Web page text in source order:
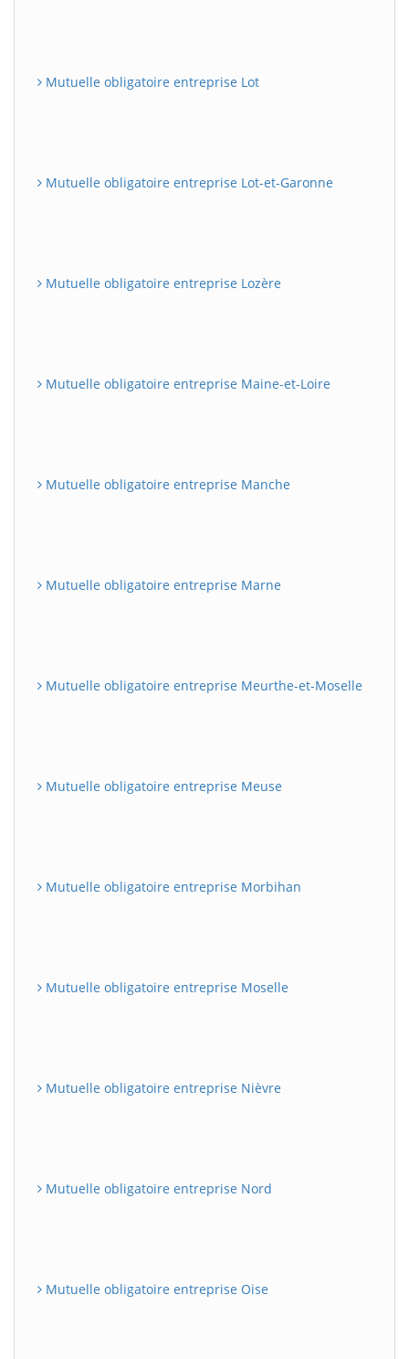
Mutuelle obligatoire entreprise Lot
Mutuelle obligatoire entreprise Lot-et-Garonne
Mutuelle obligatoire entreprise Lozère
Mutuelle obligatoire entreprise Maine-et-Loire
Mutuelle obligatoire entreprise Manche
Mutuelle obligatoire entreprise Marne
Mutuelle obligatoire entreprise Meurthe-et-Moselle
Mutuelle obligatoire entreprise Meuse
Mutuelle obligatoire entreprise Morbihan
Mutuelle obligatoire entreprise Moselle
Mutuelle obligatoire entreprise Nièvre
Mutuelle obligatoire entreprise Nord
Mutuelle obligatoire entreprise Oise